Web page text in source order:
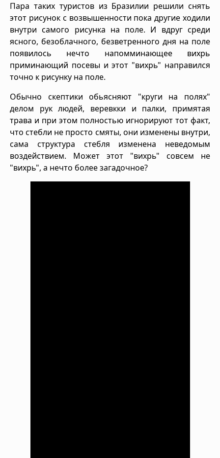
Пара таких туристов из Бразилии решили снять
этот рисунок с возвышенности пока другие ходили
внутри самого рисунка на поле. И вдруг среди
ясного, безоблачного, безветренного дня на поле
появилось нечто напомминающее вихрь
приминающий посевы и этот "вихрь" направился
точно к рисунку на поле.
Обычно скептики обьясняют "круги на полях"
делом рук людей, веревкки и палки, примятая
трава и при этом полностью игнорируют тот факт,
что стебли не просто смяты, они изменены внутри,
сама структура стебля изменена неведомым
воздействием. Может этот "вихрь" совсем не
"вихрь", а нечто более загадочное?